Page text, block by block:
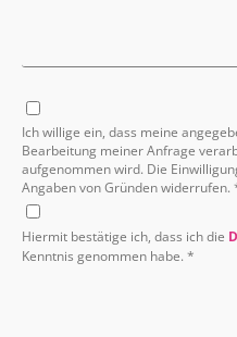
Ich willige ein, dass meine
Bearbeitung meiner Anfrage
aufgenommen wird. Die
Angaben von Gründen widerrufen.
Hiermit bestätige ich, dass ich die
Kenntnis genommen habe. *